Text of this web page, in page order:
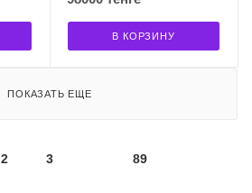
В КОРЗИНУ
ПОКАЗАТЬ ЕЩЕ
2 3 89